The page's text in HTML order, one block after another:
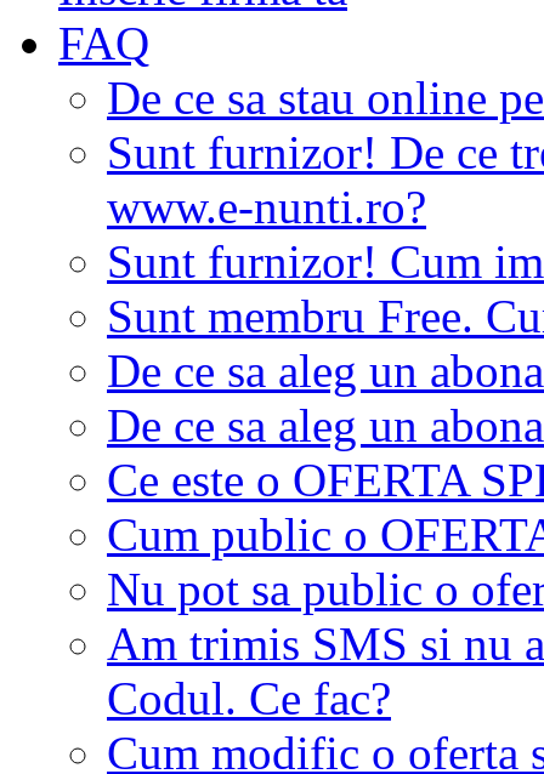
FAQ
De ce sa stau online
Sunt furnizor! De ce
www.e-nunti.ro?
Sunt furnizor! Cum
Sunt membru Free.
De ce sa aleg un
De ce sa aleg un
Ce este o OFERTA
Cum public o
Nu pot sa public o
Am trimis SMS si nu
Codul. Ce fac?
Cum modific o oferta